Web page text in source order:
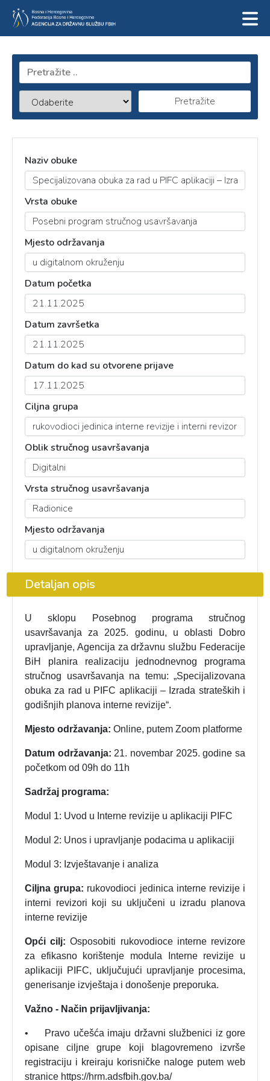
Pretražite
Naziv obuke
Vrsta obuke
Mjesto održavanja
Datum početka
Datum završetka
Datum do kad su otvorene prijave
Ciljna grupa
Oblik stručnog usavršavanja
Vrsta stručnog usavršavanja
Mjesto održavanja
Detaljan opis
U sklopu Posebnog programa stručnog
usavršavanja za 2025. godinu, u oblasti Dobro
upravljanje, Agencija za državnu službu Federacije
BiH planira realizaciju jednodnevnog programa
stručnog usavršavanja na temu: „Specijalizovana
obuka za rad u PIFC aplikaciji – Izrada strateških i
godišnjih planova interne revizije“.
Mjesto održavanja: Online, putem Zoom platforme
Datum održavanja: 21. novembar 2025. godine sa
početkom od 09h do 11h
Sadržaj programa:
Modul 1: Uvod u Interne revizije u aplikaciji PIFC
Modul 2: Unos i upravljanje podacima u aplikaciji
Modul 3: Izvještavanje i analiza
Ciljna grupa: rukovodioci jedinica interne revizije i
interni revizori koji su uključeni u izradu planova
interne revizije
Opći cilj:Osposobiti rukovodioce interne revizore
za efikasno korištenje modula Interne revizije u
aplikaciji PIFC, uključujući upravljanje procesima,
generisanje izvještaja i donošenje preporuka.
Važno - Način prijavljivanja:
•
Pravo učešća imaju državni službenici iz gore
opisane ciljne grupe koji blagovremeno izvrše
registraciju i kreiraju korisničke naloge putem web
stranice https://hrm.adsfbih.gov.ba/